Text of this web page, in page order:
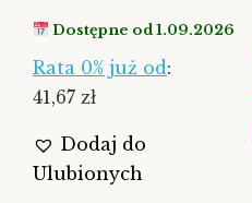
Dostępne od 1.09.2026
Rata 0% już od :
41,67 zł
Dodaj do
Ulubionych